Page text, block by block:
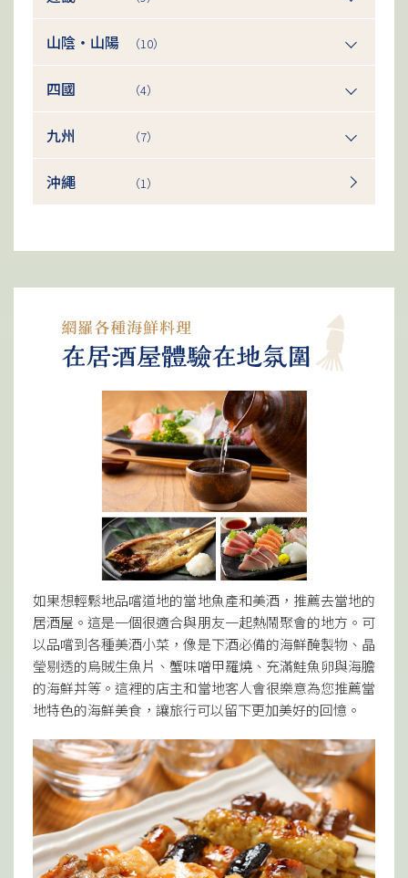
山陰・山陽 （10）
四國 （4）
九州 （7）
沖繩 （1）
如果想輕鬆地品嚐道地的當地魚產和美酒，推薦去當地的
居酒屋。這是一個很適合與朋友一起熱鬧聚會的地方。可
以品嚐到各種美酒小菜，像是下酒必備的海鮮醃製物、晶
瑩剔透的烏賊生魚片、蟹味噌甲羅燒、充滿鮭魚卵與海膽
的海鮮丼等。這裡的店主和當地客人會很樂意為您推薦當
地特色的海鮮美食，讓旅行可以留下更加美好的回憶。